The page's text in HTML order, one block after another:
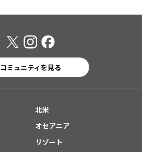
コミュニティを見る
北米
オセアニア
リゾート